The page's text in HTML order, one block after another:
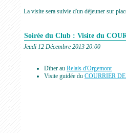
La visite sera suivie d'un déjeuner sur
Soirée du Club : Visite du
Jeudi 12 Décembre 2013 20:00
Dîner au Relais d'Orgemont
Visite guidée du COURRIER